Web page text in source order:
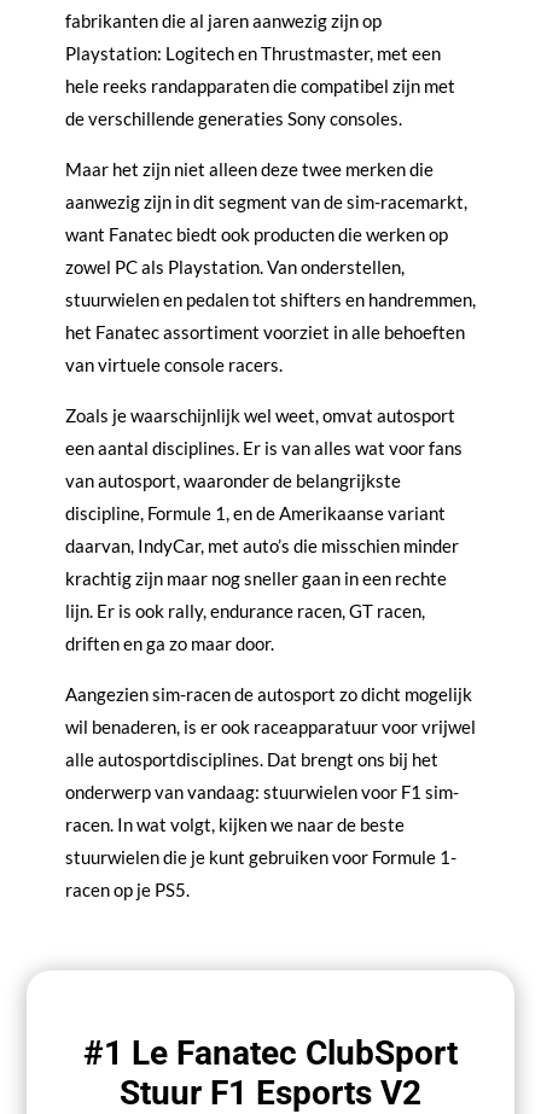
fabrikanten die al jaren aanwezig zijn op
Playstation: Logitech en Thrustmaster, met een
hele reeks randapparaten die compatibel zijn met
de verschillende generaties Sony consoles.
Maar het zijn niet alleen deze twee merken die
aanwezig zijn in dit segment van de sim-racemarkt,
want Fanatec biedt ook producten die werken op
zowel PC als Playstation. Van onderstellen,
stuurwielen en pedalen tot shifters en handremmen,
het Fanatec assortiment voorziet in alle behoeften
van virtuele console racers.
Zoals je waarschijnlijk wel weet, omvat autosport
een aantal disciplines. Er is van alles wat voor fans
van autosport, waaronder de belangrijkste
discipline, Formule 1, en de Amerikaanse variant
daarvan, IndyCar, met auto’s die misschien minder
krachtig zijn maar nog sneller gaan in een rechte
lijn. Er is ook rally, endurance racen, GT racen,
driften en ga zo maar door.
Aangezien sim-racen de autosport zo dicht mogelijk
wil benaderen, is er ook raceapparatuur voor vrijwel
alle autosportdisciplines. Dat brengt ons bij het
onderwerp van vandaag: stuurwielen voor F1 sim-
racen. In wat volgt, kijken we naar de beste
stuurwielen die je kunt gebruiken voor Formule 1-
racen op je PS5.
#1 Le Fanatec ClubSport
Stuur F1 Esports V2